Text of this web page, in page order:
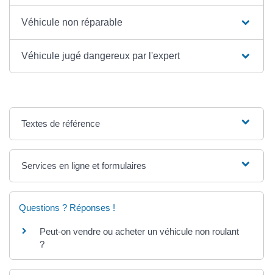
Véhicule non réparable
Véhicule jugé dangereux par l'expert
Textes de référence
Services en ligne et formulaires
Questions ? Réponses !
Peut-on vendre ou acheter un véhicule non roulant
?